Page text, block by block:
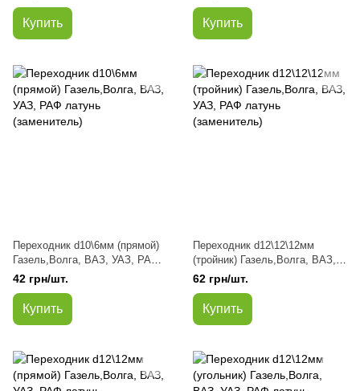
Купить Купить
Переходник d10\6мм (прямой)
Газель,Волга, ВАЗ, УАЗ, РАФ
латунь (заменитель)
42 грн/шт.
Купить
Переходник d12\12\12мм
(тройник) Газель,Волга, ВАЗ,
УАЗ, РАФ латунь (заменитель)
62 грн/шт.
Купить